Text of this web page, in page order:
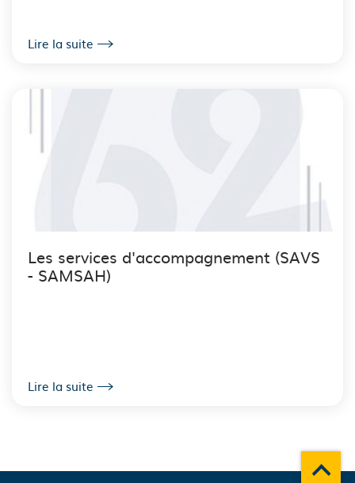
Lire la suite
Les services d'accompagnement (SAVS
- SAMSAH)
Lire la suite